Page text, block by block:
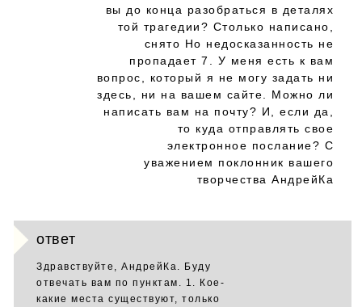
вы до конца разобраться в деталях
той трагедии? Столько написано,
снято Но недосказанность не
пропадает 7. У меня есть к вам
вопрос, который я не могу задать ни
здесь, ни на вашем сайте. Можно ли
написать вам на почту? И, если да,
то куда отправлять свое
электронное послание? С
уважением поклонник вашего
творчества АндрейКа
ответ
Здравствуйте, АндрейКа. Буду
отвечать вам по пунктам. 1. Кое-
какие места существуют, только